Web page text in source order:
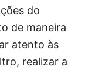
do
de maneira
atento às
realizar a